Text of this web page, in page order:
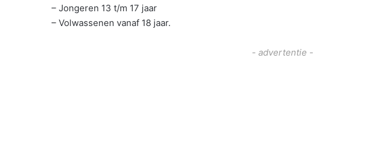
– Jongeren 13 t/m 17 jaar
– Volwassenen vanaf 18 jaar.
- advertentie -